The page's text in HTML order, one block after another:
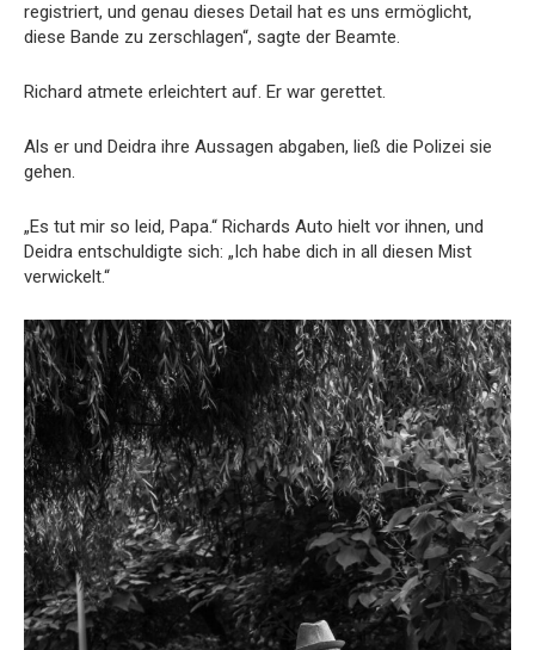
registriert, und genau dieses Detail hat es uns ermöglicht,
diese Bande zu zerschlagen“, sagte der Beamte.
Richard atmete erleichtert auf. Er war gerettet.
Als er und Deidra ihre Aussagen abgaben, ließ die Polizei sie
gehen.
„Es tut mir so leid, Papa.“ Richards Auto hielt vor ihnen, und
Deidra entschuldigte sich: „Ich habe dich in all diesen Mist
verwickelt.“